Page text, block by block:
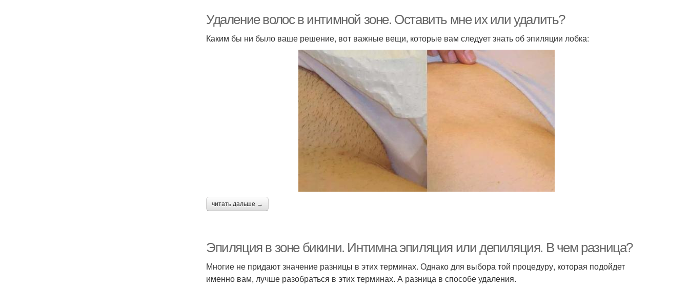
Удаление волос в интимной зоне. Оставить мне их или удалить?
Каким бы ни было ваше решение, вот важные вещи, которые вам следует знать об эпиляции лобка:
читать дальше →
Эпиляция в зоне бикини. Интимна эпиляция или депиляция. В чем разница?
Многие не придают значение разницы в этих терминах. Однако для выбора той процедуру, которая подойдет
именно вам, лучше разобраться в этих терминах. А разница в способе удаления.